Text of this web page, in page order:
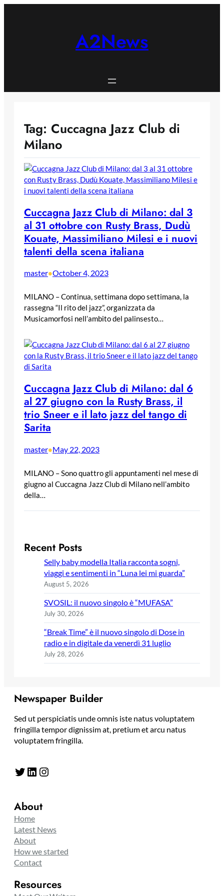
A2News
Tag: Cuccagna Jazz Club di
Milano
Cuccagna Jazz Club di Milano: dal 3
al 31 ottobre con Rusty Brass, Dudù
Kouate, Massimiliano Milesi e i nuovi
talenti della scena italiana
master•October 4, 2023
MILANO – Continua, settimana dopo settimana, la
rassegna “Il rito del jazz”, organizzata da
Musicamorfosi nell’ambito del palinsesto…
Cuccagna Jazz Club di Milano: dal 6
al 27 giugno con la Rusty Brass, il
trio Sneer e il lato jazz del tango di
Sarita
master•May 22, 2023
MILANO – Sono quattro gli appuntamenti nel mese di
giugno al Cuccagna Jazz Club di Milano nell’ambito
della…
Recent Posts
Selly baby modella Italia racconta sogni,
viaggi e sentimenti in “Luna lei mi guarda”
August 5, 2026
SVOSIL: il nuovo singolo è “MUFASA”
July 30, 2026
“Break Time” è il nuovo singolo di Dose in
radio e in digitale da venerdì 31 luglio
July 28, 2026
Newspaper Builder
Sed ut perspiciatis unde omnis iste natus voluptatem
fringilla tempor dignissim at, pretium et arcu natus
voluptatem fringilla.
Twitter LinkedIn Instagram
About
Home
Latest News
About
How we started
Contact
Resources